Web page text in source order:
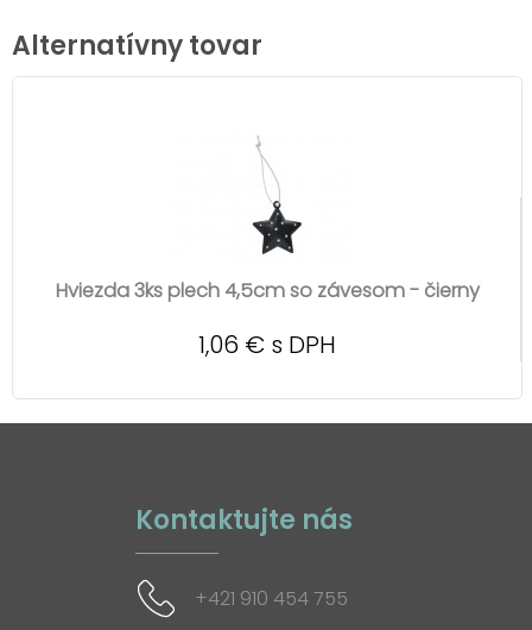
Alternatívny tovar
Hviezda 3ks plech 4,5cm so závesom - čierny
1,06 € s DPH
Kontaktujte nás
+421 910 454 755